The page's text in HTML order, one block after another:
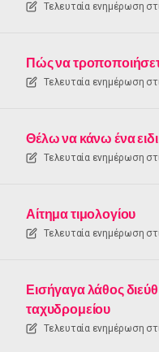
Τελευταία ενημέρωση
Πώς να
Τελευταία ενημέρωση
Θέλω να κάνω ένα
Τελευταία ενημέρωση
Αίτημα τιμολογίου
Τελευταία ενημέρωση
Εισήγαγα λάθος
ταχυδρομείου
Τελευταία ενημέρωση